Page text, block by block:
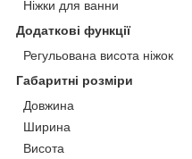
Ніжки для ванни
Додаткові функції
Регульована висота ніжок
Габаритні розміри
Довжина
Ширина
Висота